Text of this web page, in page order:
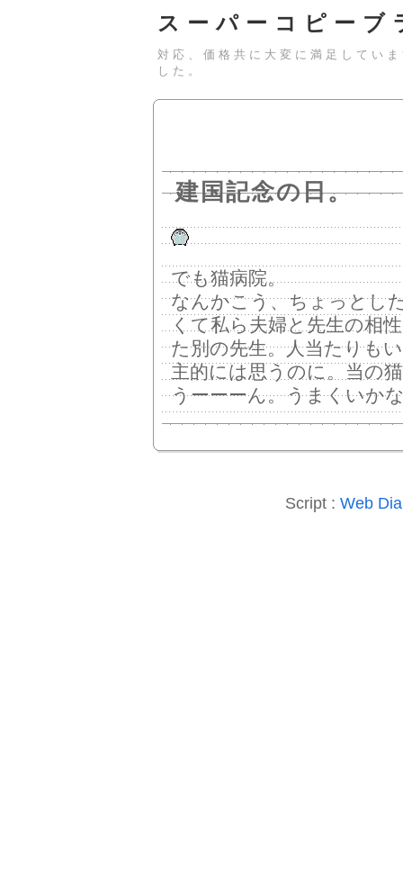
スーパーコピー
対応、価格共に大変に満足してい
した。
建国記念の日。
でも猫病院。
なんかこう、ちょっとし
くて私ら夫婦と先生の相
た別の先生。人当たりも
主的には思うのに。当の
うーーーん。うまくいか
Script : Web